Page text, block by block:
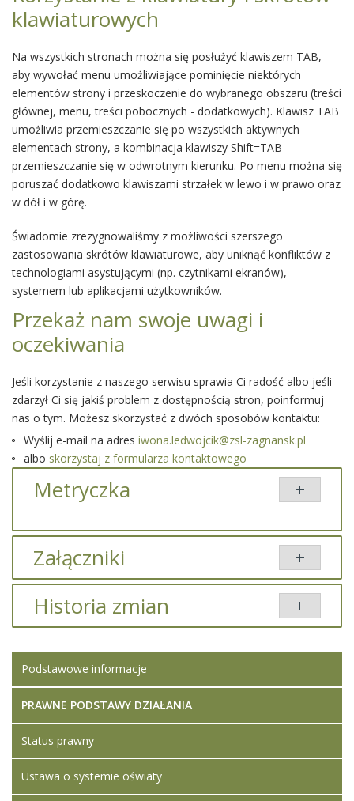
klawiaturowych
Na wszystkich stronach można się posłużyć klawiszem TAB,
aby wywołać menu umożliwiające pominięcie niektórych
elementów strony i przeskoczenie do wybranego obszaru (treści
głównej, menu, treści pobocznych - dodatkowych). Klawisz TAB
umożliwia przemieszczanie się po wszystkich aktywnych
elementach strony, a kombinacja klawiszy Shift=TAB
przemieszczanie się w odwrotnym kierunku. Po menu można się
poruszać dodatkowo klawiszami strzałek w lewo i w prawo oraz
w dół i w górę.
Świadomie zrezygnowaliśmy z możliwości szerszego
zastosowania skrótów klawiaturowe, aby uniknąć konfliktów z
technologiami asystującymi (np. czytnikami ekranów),
systemem lub aplikacjami użytkowników.
Przekaż nam swoje uwagi i
oczekiwania
Jeśli korzystanie z naszego serwisu sprawia Ci radość albo jeśli
zdarzył Ci się jakiś problem z dostępnością stron, poinformuj
nas o tym. Możesz skorzystać z dwóch sposobów kontaktu:
Wyślij e-mail na adres iwona.ledwojcik@zsl-zagnansk.pl
albo skorzystaj z formularza kontaktowego
Metryczka
Załączniki
Brak załączników.
Historia zmian
Artykuł został
zmieniony.
środa, 24
marzec 2021
08:53
Ledwójcik
zmieniony.
Dodane
załączniki
Podstawowe informacje
PRAWNE PODSTAWY DZIAŁANIA
Status prawny
Ustawa o systemie oświaty